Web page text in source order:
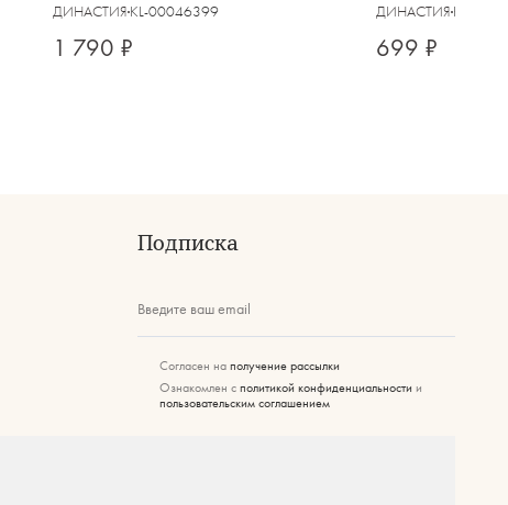
ДИНАСТИЯ KL-00046399
1 790 ₽
ДИНАСТИЯ KL-
699 ₽
Подписка
Введите ваш email
Согласен на получение рассылки
Ознакомлен с политикой конфиденциальности и
пользовательским соглашением